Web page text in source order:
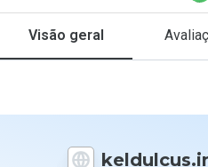
Visão geral
que